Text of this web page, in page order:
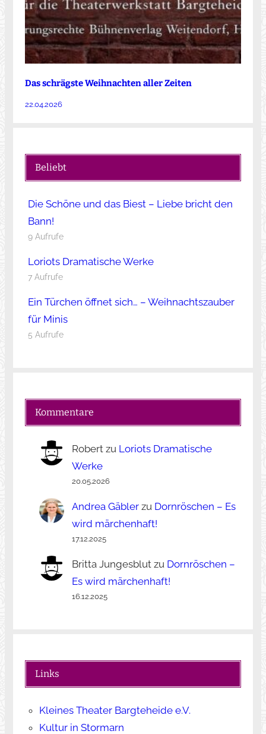
Das schrägste Weihnachten aller Zeiten
22.04.2026
Beliebt
Die Schöne und das Biest – Liebe bricht den
Bann!
9 Aufrufe
Loriots Dramatische Werke
7 Aufrufe
Ein Türchen öffnet sich… – Weihnachtszauber
für Minis
5 Aufrufe
Kommentare
Robertzu Loriots Dramatische
Werke
20.05.2026
Andrea Gäblerzu Dornröschen – Es
wird märchenhaft!
17.12.2025
Britta Jungesblutzu Dornröschen –
Es wird märchenhaft!
16.12.2025
Links
Kleines Theater Bargteheide e.V.
Kultur in Stormarn